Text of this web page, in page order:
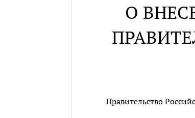
О
Правительство